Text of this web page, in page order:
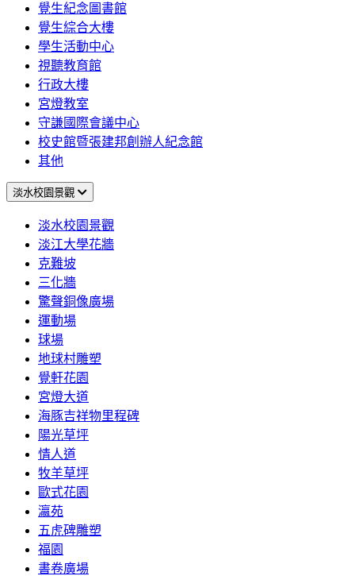
覺生紀念圖書館
覺生綜合大樓
學生活動中心
視聽教育館
行政大樓
宮燈教室
守謙國際會議中心
校史館暨張建邦創辦人紀念館
其他
淡水校園景觀
淡水校園景觀
淡江大學花牆
克難坡
三化牆
驚聲銅像廣場
運動場
球場
地球村雕塑
覺軒花園
宮燈大道
海豚吉祥物里程碑
陽光草坪
情人道
牧羊草坪
歐式花園
瀛苑
五虎碑雕塑
福園
書卷廣場